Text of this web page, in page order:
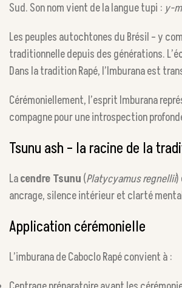
Sud. Son nom vient de la langue tupi : y-
Les peuples autochtones du Brésil – y
traditionnelle depuis des générations.
Dans la tradition Rapé, l’Imburana est
Cérémoniellement, l’esprit Imburana
compagne pour une introspection
Tsunu ash – la racine de la
Lacendre Tsunu (Platycyamus regnellii)
ancrage, silence intérieur et clarté
Application cérémonielle
L’imburana de Caboclo Rapé convient à :